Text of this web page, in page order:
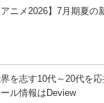
アニメ2026】7月期夏の
を志す10代～20代を
ル情報はDeview